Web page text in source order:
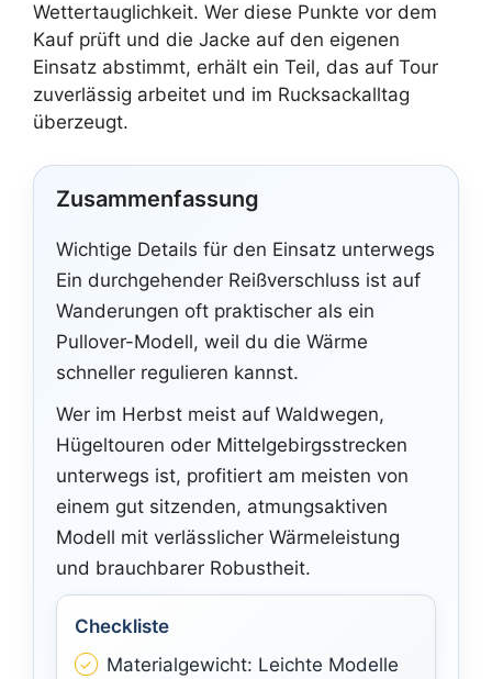
Wettertauglichkeit. Wer diese Punkte vor dem
Kauf prüft und die Jacke auf den eigenen
Einsatz abstimmt, erhält ein Teil, das auf Tour
zuverlässig arbeitet und im Rucksackalltag
überzeugt.
Zusammenfassung
Wichtige Details für den Einsatz unterwegs
Ein durchgehender Reißverschluss ist auf
Wanderungen oft praktischer als ein
Pullover-Modell, weil du die Wärme
schneller regulieren kannst.
Wer im Herbst meist auf Waldwegen,
Hügeltouren oder Mittelgebirgsstrecken
unterwegs ist, profitiert am meisten von
einem gut sitzenden, atmungsaktiven
Modell mit verlässlicher Wärmeleistung
und brauchbarer Robustheit.
Checkliste
Materialgewicht: Leichte Modelle